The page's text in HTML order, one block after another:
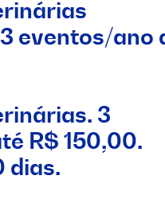
eventos/ano
3
R$ 150,00.
dias.